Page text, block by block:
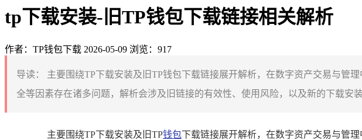
tp下载安装-旧TP钱包下载链接相关解析
作者：TP钱包下载 2026-05-09 浏览：917
导读：
主要围绕TP下载安装及旧TP钱包下载链接展开解析，在数字资产交易与管
全等因素存在诸多问题，解析会涉及旧链接的有效性、使用风险，以及新的下载
主要围绕TP下载安装及旧TP钱包下载链接展开解析，在数字资产交易与管